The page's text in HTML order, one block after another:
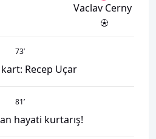
Vaclav Cerny
73’
kart: Recep Uçar
81’
hayati kurtarış!